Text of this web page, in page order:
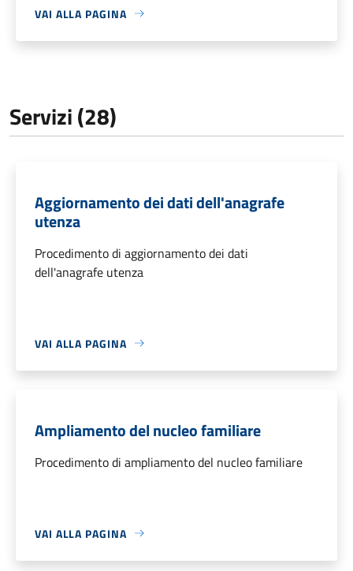
VAI ALLA PAGINA
Servizi (28)
Aggiornamento dei dati dell'anagrafe
utenza
Procedimento di aggiornamento dei dati
dell'anagrafe utenza
VAI ALLA PAGINA
Ampliamento del nucleo familiare
Procedimento di ampliamento del nucleo familiare
VAI ALLA PAGINA